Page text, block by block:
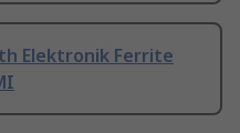
Elektronik Ferrite